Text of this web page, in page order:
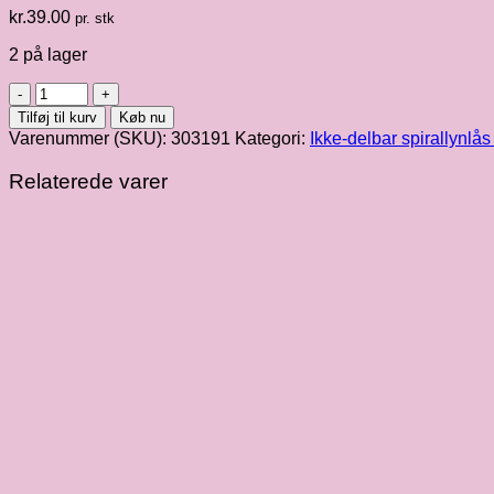
kr.39.00 pr. stk
2 på lager
Sort
[000]
ikke-
delbar
spirallynlås
22
Tilføj til kurv Køb nu
Varenummer (SKU): 303191 Kategori: Ikke-delbar
Relaterede varer